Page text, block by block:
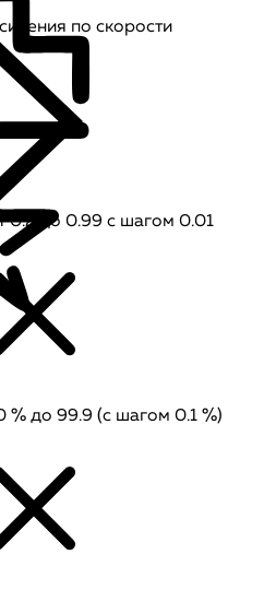
по скорости
0.2 до 0.99 с шагом 0.01
% до 99.9 (с шагом 0.1 %)